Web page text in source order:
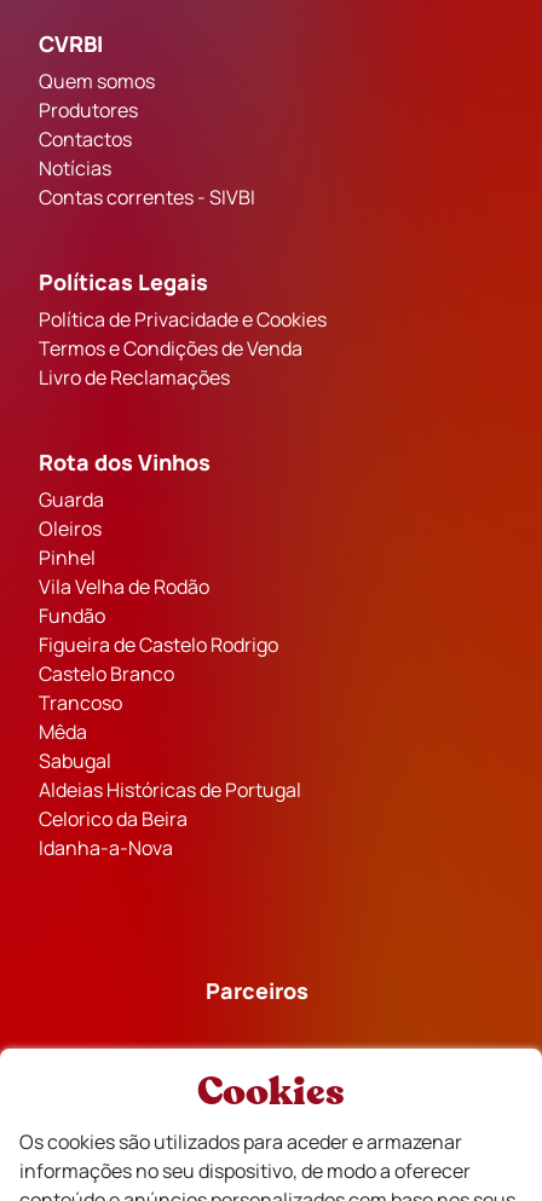
CVRBI
Quem somos
Produtores
Contactos
Notícias
Contas correntes - SIVBI
Políticas Legais
Política de Privacidade e Cookies
Termos e Condições de Venda
Livro de Reclamações
Rota dos Vinhos
Guarda
Oleiros
Pinhel
Vila Velha de Rodão
Fundão
Figueira de Castelo Rodrigo
Castelo Branco
Trancoso
Mêda
Sabugal
Aldeias Históricas de Portugal
Celorico da Beira
Idanha-a-Nova
Parceiros
Financiado
Cookies
Os cookies são utilizados para aceder e armazenar
informações no seu dispositivo, de modo a oferecer